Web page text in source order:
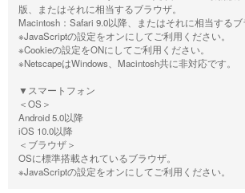
版、またはそれに相当するブラウザ。
Macintosh：Safari 9.0以降、またはそれに相当するブ
※JavaScriptの設定をオンにしてご利用ください。
※Cookieの設定をONにしてご利用ください。
※NetscapeはWindows、Macintosh共に非対応です。
▼スマートフォン
＜OS＞
Android 5.0以降
iOS 10.0以降
＜ブラウザ＞
OSに標準搭載されているブラウザ。
※JavaScriptの設定をオンにしてご利用ください。